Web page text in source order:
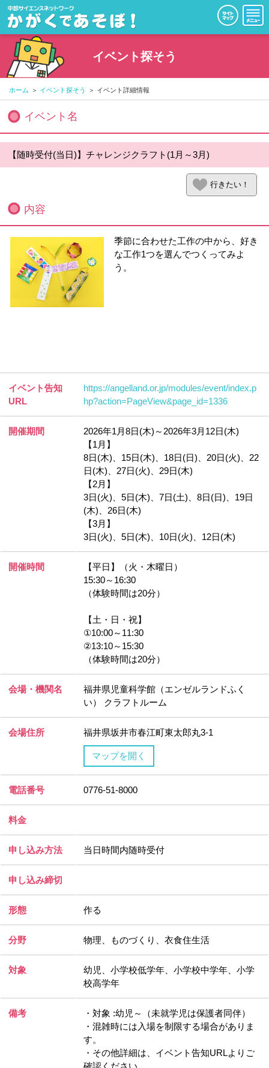
イベント探そう
ホーム イベント探そう イベント詳細情報
イベント名
【随時受付(当日)】チャレンジクラフト(1月～3月)
行きたい！
内容
季節に合わせた工作の中から、好き
な工作1つを選んでつくってみよ
う。
イベント告知
URL
https://angelland.or.jp/modules/event/index.p
hp?action=PageView&page_id=1336
開催期間
2026年1月8日(木)～2026年3月12日(木)
【1月】
8日(木)、15日(木)、18日(日)、20日(火)、22
日(木)、27日(火)、29日(木)
【2月】
3日(火)、5日(木)、7日(土)、8日(日)、19日
(木)、26日(木)
【3月】
3日(火)、5日(木)、10日(火)、12日(木)
開催時間
【平日】（火・木曜日）
15:30～16:30
（体験時間は20分）
【土・日・祝】
①10:00～11:30
②13:10～15:30
（体験時間は20分）
会場・機関名
福井県児童科学館（エンゼルランドふく
い） クラフトルーム
会場住所 福井県坂井市春江町東太郎丸3-1
マップを開く
電話番号 0776-51-8000
料金
申し込み方法 当日時間内随時受付
申し込み締切
形態 作る
分野 物理、ものづくり、衣食住生活
対象
幼児、小学校低学年、小学校中学年、小学
校高学年
備考
・対象 :幼児～（未就学児は保護者同伴）
・混雑時には入場を制限する場合がありま
す。
・その他詳細は、イベント告知URLよりご
確認ください。